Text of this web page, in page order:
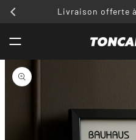
Livraison offerte
PASSER AUX
INFORMATIONS
PRODUITS